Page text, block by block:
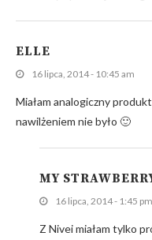
ELLE
16 lipca, 2014 - 10:45 am
Miałam analogiczny
nawilżeniem nie było 🙂
MY
16 lipca, 2014 - 1:45 pm
Z Nivei miałam tylko